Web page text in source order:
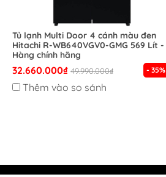
Tủ lạnh Multi Door 4 cánh màu đen
Hitachi R-WB640VGV0-GMG 569 Lít -
Hàng chính hãng
32.660.000₫ 49.990.000₫ - 35%
Thêm vào so sánh